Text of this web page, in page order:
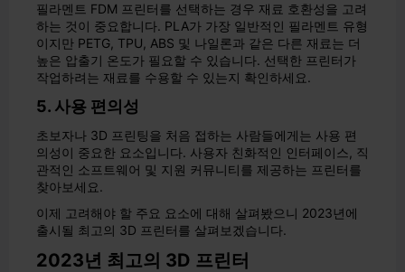
필라멘트 FDM 프린터를 선택하는 경우 재료 호환성을 고려
하는 것이 중요합니다. PLA가 가장 일반적인 필라멘트 유형
이지만 PETG, TPU, ABS 및 나일론과 같은 다른 재료는 더
높은 압출기 온도가 필요할 수 있습니다. 선택한 프린터가
작업하려는 재료를 수용할 수 있는지 확인하세요.
5. 사용 편의성
초보자나 3D 프린팅을 처음 접하는 사람들에게는 사용 편
의성이 중요한 요소입니다. 사용자 친화적인 인터페이스, 직
관적인 소프트웨어 및 지원 커뮤니티를 제공하는 프린터를
찾아보세요.
이제 고려해야 할 주요 요소에 대해 살펴봤으니 2023년에
출시될 최고의 3D 프린터를 살펴보겠습니다.
2023년 최고의 3D 프린터